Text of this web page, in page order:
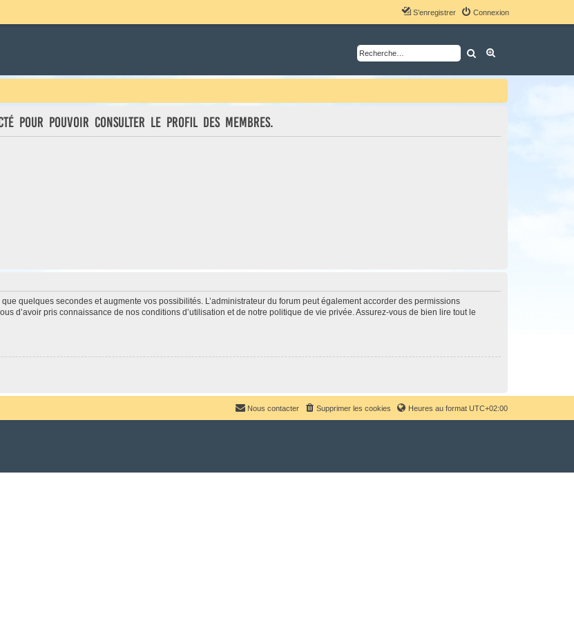
Connexion
S’enregistrer
Rechercher
pour pouvoir consulter le profil des membres.
quelques secondes et augmente vos possibilités. L’administrateur du forum peut également accorder des permissions
d’avoir pris connaissance de nos conditions d’utilisation et de notre politique de vie privée. Assurez-vous de bien lire tout le
Heures au format UTC+02:00
Supprimer les cookies
Nous contacter